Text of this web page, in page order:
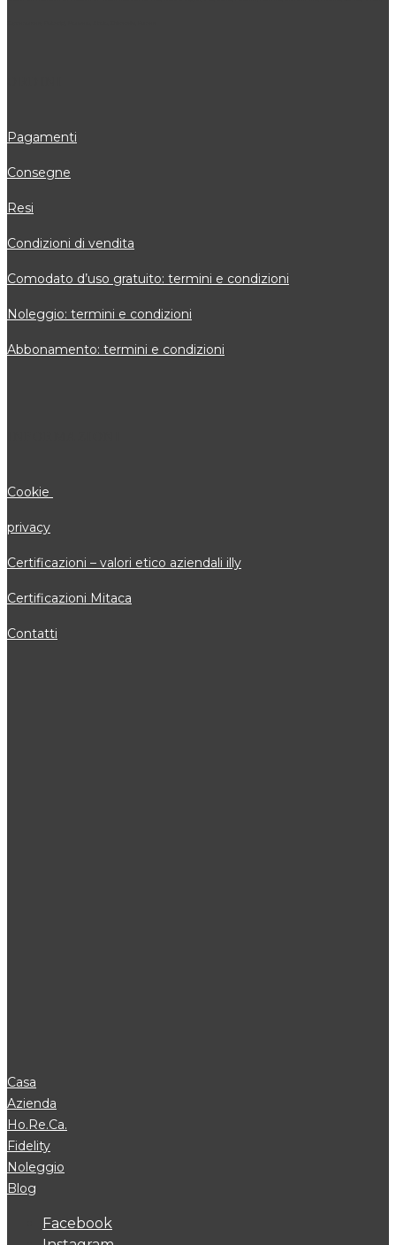
Pagamenti
Consegne
Resi
Condizioni di vendita
Comodato d’uso gratuito: termini e condizioni
Noleggio: termini e condizioni
Abbonamento: termini e condizioni
Cookie
privacy
Certificazioni – valori etico aziendali illy
Certificazioni Mitaca
Contatti
Casa
Azienda
Ho.Re.Ca.
Fidelity
Noleggio
Blog
Facebook